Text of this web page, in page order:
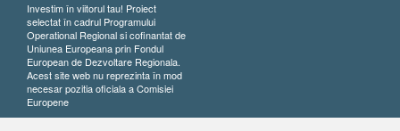
Investim în viitorul tau! Proiect
selectat în cadrul Programului
Operational Regional si cofinantat de
Uniunea Europeana prin Fondul
European de Dezvoltare Regionala.
Acest site web nu reprezinta în mod
necesar pozitia oficiala a Comisiei
Europene